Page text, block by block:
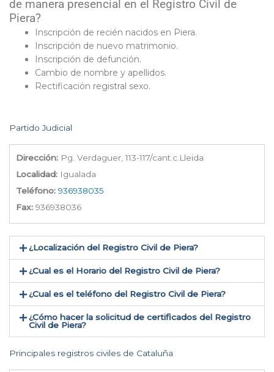
de manera presencial en el Registro Civil de
Piera?
Inscripción de recién nacidos en Piera.
Inscripción de nuevo matrimonio.
Inscripción de defunción.
Cambio de nombre y apellidos.
Rectificación registral sexo.
Partido Judicial
Dirección: Pg. Verdaguer, 113-117/cant.c.Lleida
Localidad: Igualada
Teléfono: 936938035
Fax: 936938036
¿Localización del Registro Civil de Piera​?
¿Cual es el Horario del Registro Civil de Piera?
¿Cual es el teléfono del Registro Civil de Piera​?
¿Cómo hacer la solicitud de certificados del Registro
Civil de Piera​?
Principales registros civiles de Cataluña